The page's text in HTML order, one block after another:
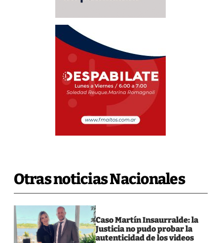
Otras noticias Nacionales
Caso Martín Insaurralde: la
Justicia no pudo probar la
autenticidad de los videos